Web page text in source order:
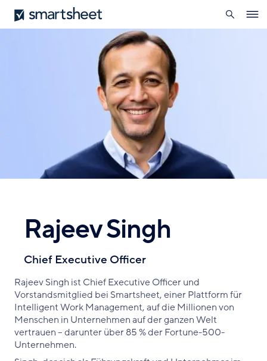
Direkt
zum
Smartsheet
öffnen
Rajeev Singh
Chief Executive Officer
Rajeev Singh ist Chief Executive Officer und
Vorstandsmitglied bei Smartsheet, einer Plattform für
Intelligent Work Management, auf die Millionen von
Menschen in Unternehmen auf der ganzen Welt
vertrauen – darunter über 85 % der Fortune-500-
Unternehmen.